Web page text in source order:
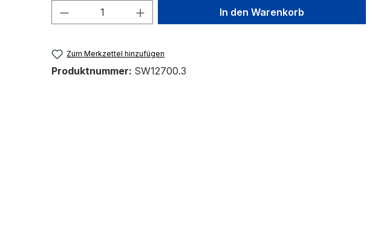
Produkt Anzahl: Gib den gewünschten Wert
In den Warenkorb
Zum Merkzettel hinzufügen
Produktnummer: SW12700.3